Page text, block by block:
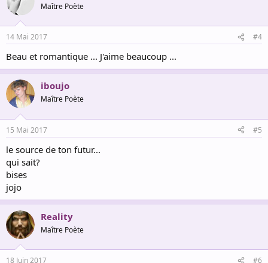
Maître Poète
14 Mai 2017 #4
Beau et romantique ... J'aime beaucoup ...
iboujo
Maître Poète
15 Mai 2017 #5
le source de ton futur...
qui sait?
bises
jojo
Reality
Maître Poète
18 Juin 2017 #6